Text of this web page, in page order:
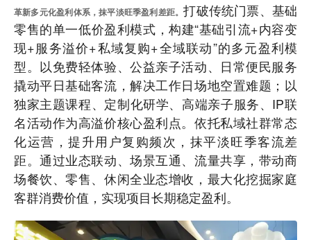
革新多元化盈利体系，抹平淡旺季盈利差距。打破传统门票、基础
零售的单一低价盈利模式，构建“基础引流+内容变
现+服务溢价+私域复购+全域联动”的多元盈利模
型。以免费轻体验、公益亲子活动、日常便民服务
撬动平日基础客流，解决工作日场地空置难题；以
独家主题课程、定制化研学、高端亲子服务、IP联
名活动作为高溢价核心盈利点。依托私域社群常态
化运营，提升用户复购频次，抹平淡旺季客流差
距。通过业态联动、场景互通、流量共享，带动商
场餐饮、零售、休闲全业态增收，最大化挖掘家庭
客群消费价值，实现项目长期稳定盈利。